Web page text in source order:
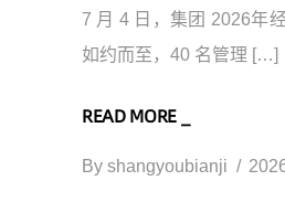
7 月 4 日，集团 2026年
如约而至，40 名管理 […]
READ MORE _
By shangyoubianji